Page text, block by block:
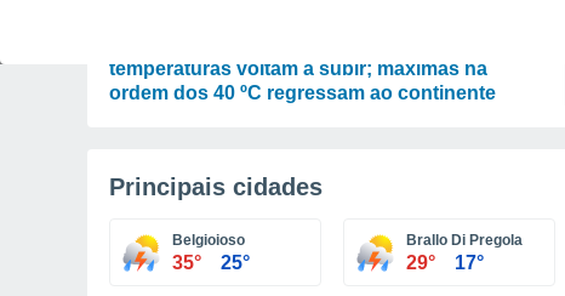
temperaturas voltam a subir; máximas na
ordem dos 40 ºC regressam ao continente
Principais cidades
Belgioioso
35° 25°
Brallo Di Pregola
29° 17°